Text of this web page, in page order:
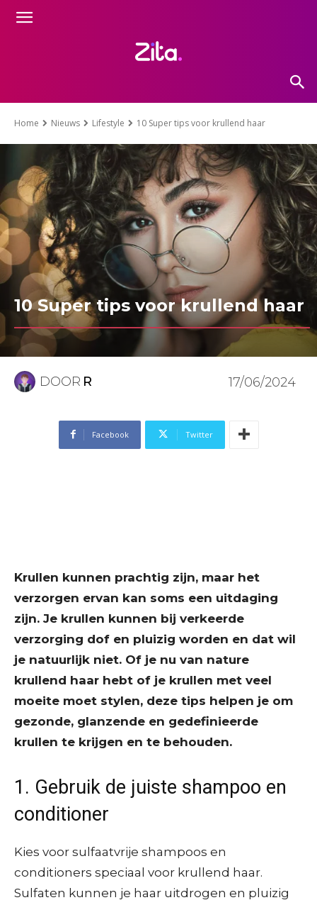
Home Nieuws Lifestyle 10 Super tips voor krullend haar
10 Super tips voor krullend haar
DOOR R 17/06/2024
Facebook Twitter
Krullen kunnen prachtig zijn, maar het
verzorgen ervan kan soms een uitdaging
zijn. Je krullen kunnen bij verkeerde
verzorging dof en pluizig worden en dat wil
je natuurlijk niet. Of je nu van nature
krullend haar hebt of je krullen met veel
moeite moet stylen, deze tips helpen je om
gezonde, glanzende en gedefinieerde
krullen te krijgen en te behouden.
1. Gebruik de juiste shampoo en
conditioner
Kies voor sulfaatvrije shampoos en
conditioners speciaal voor krullend haar.
Sulfaten kunnen je haar uitdrogen en pluizig